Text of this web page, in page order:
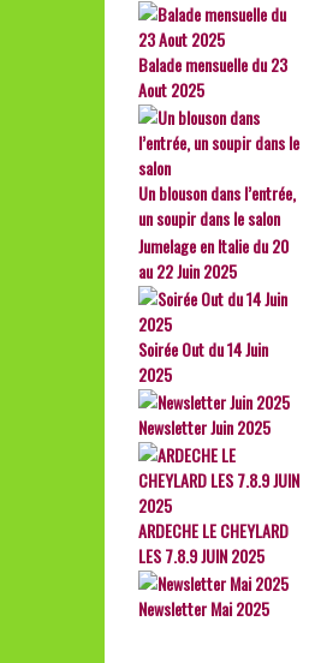
Balade mensuelle du 23
Aout 2025
Un blouson dans l’entrée,
un soupir dans le salon
Jumelage en Italie du 20
au 22 Juin 2025
Soirée Out du 14 Juin
2025
Newsletter Juin 2025
ARDECHE LE CHEYLARD
LES 7.8.9 JUIN 2025
Newsletter Mai 2025